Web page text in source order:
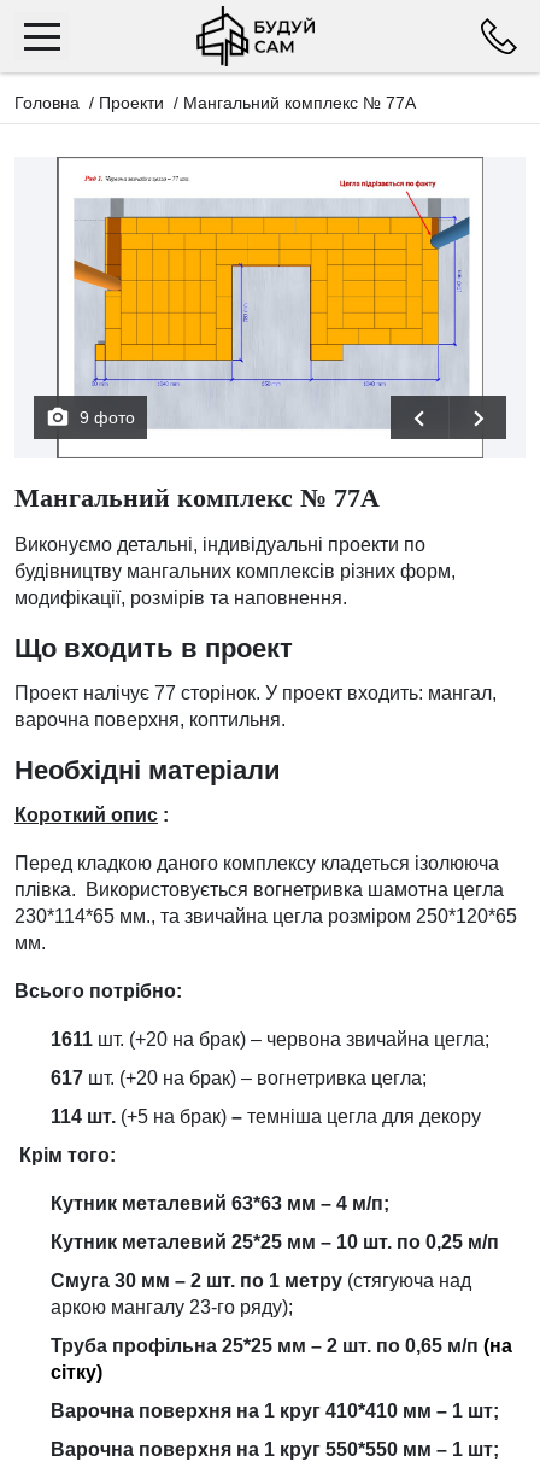
Головна / Проекти / Мангальний комплекс № 77А
9 фото
Мангальний комплекс № 77А
Виконуємо детальні, індивідуальні проекти по
будівництву мангальних комплексів різних форм,
модифікації, розмірів та наповнення.
Що входить в проект
Проект налічує 77 сторінок. У проект входить: мангал,
варочна поверхня, коптильня.
Необхідні матеріали
Короткий опис :
Перед кладкою даного комплексу кладеться ізолююча
плівка. Використовується вогнетривка шамотна цегла
230*114*65 мм., та звичайна цегла розміром 250*120*65
мм.
Всього потрібно:
1611 шт. (+20 на брак) – червона звичайна цегла;
617 шт. (+20 на брак) – вогнетривка цегла;
114 шт. (+5 на брак) – темніша цегла для декору
Крім того:
Кутник металевий 63*63 мм – 4 м/п;
Кутник металевий 25*25 мм – 10 шт. по 0,25 м/п
Смуга 30 мм – 2 шт. по 1 метру (стягуюча над
аркою мангалу 23-го ряду);
Труба профільна 25*25 мм – 2 шт. по 0,65 м/п (на
сітку)
Варочна поверхня на 1 круг 410*410 мм – 1 шт;
Варочна поверхня на 1 круг 550*550 мм – 1 шт;